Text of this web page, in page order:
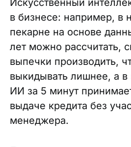
Искусственный
в бизнесе: например, в
пекарне на основе
лет можно рассчитать,
выпечки производить,
выкидывать лишнее, а в
ИИ за 5 минут
выдаче кредита без
менеджера.